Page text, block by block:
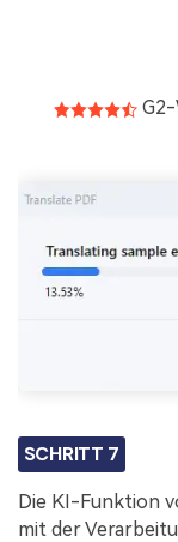
G2-
SCHRITT 7
Die KI-Funktion
mit der